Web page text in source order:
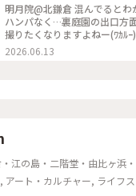
明月院@北鎌倉 混んでるとわかってても行きますよねー 今年は裏庭園の菖蒲が全滅とのことで…ｼﾖｯｸ- 丸窓の行列が
ハンパなく…裏庭園の出口方
撮りたくなりますよねー(ﾜｶﾙ
グとか当たりますし当てられ
る時間を狙うのがいいのかもで
2026.06.13
江の島・二階堂・由比ヶ浜
アート・カルチャー, ライフ